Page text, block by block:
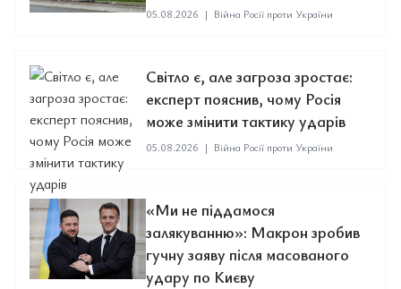
05.08.2026 | Війна Росії проти України
Світло є, але загроза зростає:
експерт пояснив, чому Росія
може змінити тактику ударів
05.08.2026 | Війна Росії проти України
«Ми не піддамося
залякуванню»: Макрон зробив
гучну заяву після масованого
удару по Києву